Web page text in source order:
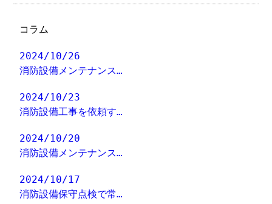
コラム
2024/10/26
消防設備メンテナンス…
2024/10/23
消防設備工事を依頼す…
2024/10/20
消防設備メンテナンス…
2024/10/17
消防設備保守点検で常…